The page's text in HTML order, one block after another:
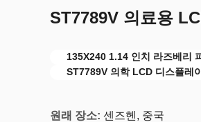
ST7789V 의료용
135X240 1.14 인치 라즈베리
ST7789V 의학 LCD 디스플레이
원래 장소: 센즈헨, 중국